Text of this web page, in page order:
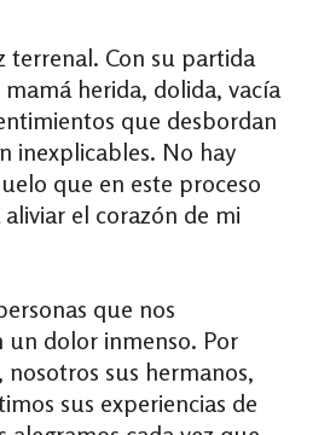
terrenal. Con su partida
herida, dolida, vacía
que desbordan
inexplicables. No hay
que en este proceso
el corazón de mi
que nos
un dolor inmenso. Por
nosotros sus hermanos,
sus experiencias de